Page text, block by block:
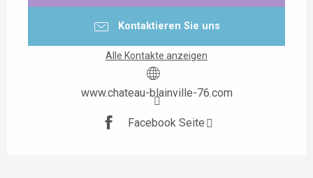
Kontaktieren Sie uns
Alle Kontakte anzeigen
www.chateau-blainville-76.com
Facebook Seite